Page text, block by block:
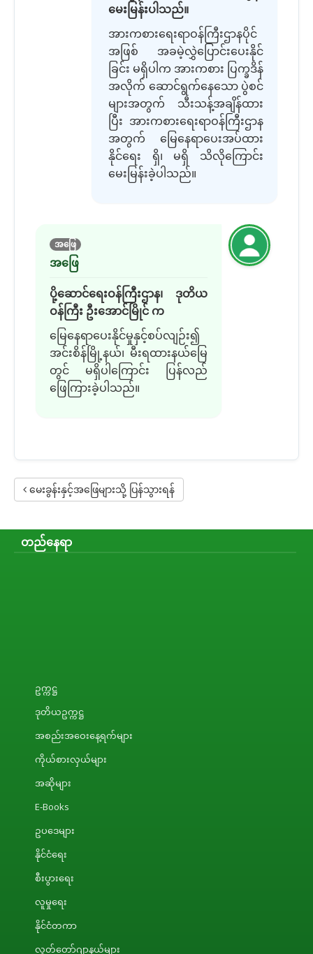
မေးမြန်းပါသည်။
အားကစားရေးရာဝန်ကြီးဌာနပိုင်
အဖြစ် အခမဲ့လွှဲပြောင်းပေးနိုင်
ခြင်း မရှိပါက အားကစား ပြက္ခဒိန်
အလိုက် ဆောင်ရွက်နေသော ပွဲစင်
များအတွက် သီးသန့်အချိန်ထား
ပြီး အားကစားရေးရာဝန်ကြီးဌာန
အတွက် မြေနေရာပေးအပ်ထား
နိုင်ရေး ရှိ၊ မရှိ သိလိုကြောင်း
မေးမြန်းခဲ့ပါသည်။
အဖြေ
အဖြေ
ပို့ဆောင်ရေးဝန်ကြီးဌာန၊ ဒုတိယ
ဝန်ကြီး ဦးအောင်မြိုင် က
မြေနေရာပေးနိုင်မှုနှင့်စပ်လျဉ်း၍
အင်းစိန်မြို့နယ်၊ မီးရထားနယ်မြေ
တွင် မရှိပါကြောင်း ပြန်လည်
ဖြေကြားခဲ့ပါသည်။
မေးခွန်းနှင့်အဖြေများသို့ ပြန်သွားရန်
တည်နေရာ
ဥက္ကဋ္ဌ
ဒုတိယဥက္ကဋ္ဌ
အစည်းအဝေးနေ့ရက်များ
ကိုယ်စားလှယ်များ
အဆိုများ
E-Books
ဥပဒေများ
နိုင်ငံရေး
စီးပွားရေး
လူမှုရေး
နိုင်ငံတကာ
လွှတ်တော်ဂျာနယ်များ